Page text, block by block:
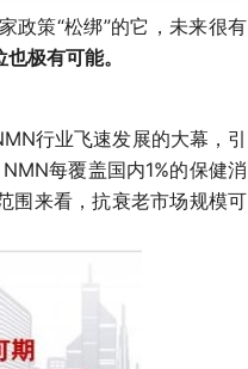
政策“松绑”的它，未来很有
极有可能。
行业飞速发展的大幕，引
每覆盖国内1%的保健消
围来看，抗衰老市场规模可